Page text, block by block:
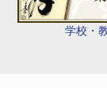
学校・